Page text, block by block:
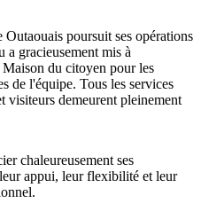
poursuit ses opérations
gracieusement mis à
du citoyen pour les
de l'équipe. Tous les services
visiteurs demeurent pleinement
chaleureusement ses
appui, leur flexibilité et leur